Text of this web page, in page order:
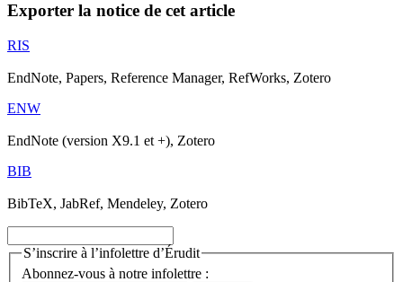
Exporter la notice de cet article
RIS
EndNote, Papers, Reference Manager, RefWorks, Zotero
ENW
EndNote (version X9.1 et +), Zotero
BIB
BibTeX, JabRef, Mendeley, Zotero
S’inscrire à l’infolettre d’Érudit
Abonnez-vous à notre infolettre :